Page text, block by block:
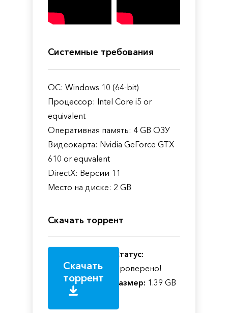
Системные требования
ОС: Windows 10 (64-bit)
Процессор: Intel Core i5 or
equivalent
Оперативная память: 4 GB ОЗУ
Видеокарта: Nvidia GeForce GTX
610 or equvalent
DirectX: Версии 11
Место на диске: 2 GB
Скачать торрент
Скачать
торрент
Статус:
Проверено!
Размер: 1.39 GB